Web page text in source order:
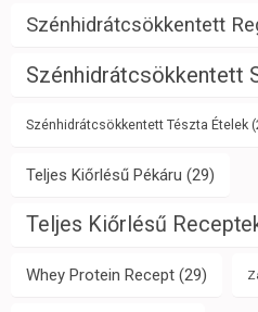
Szénhidrátcsökkentett
Szénhidrátcsökkentett
Szénhidrátcsökkentett Tészta Ételek
Teljes Kiőrlésű Pékáru (29)
Teljes Kiőrlésű
Whey Protein Recept (29)